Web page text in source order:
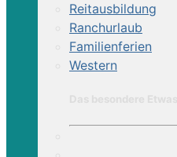
Reitausbildung
Ranchurlaub
Familienferien
Western